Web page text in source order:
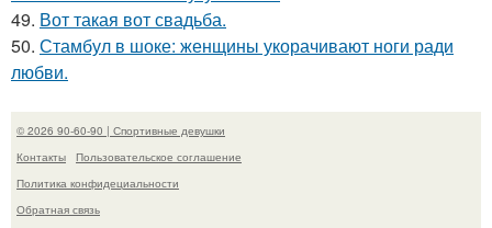
49. Вот такая вот свадьба.
50. Стамбул в шоке: женщины укорачивают ноги ради
любви.
© 2026 90-60-90 | Спортивные девушки
Контакты
Пользовательское соглашение
Политика конфидециальности
Обратная связь